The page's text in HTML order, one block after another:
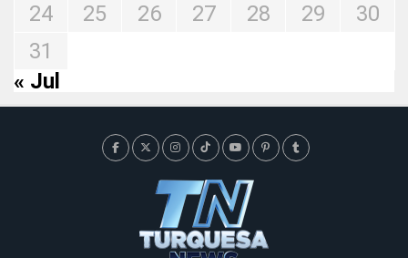
24
25 26 27 28 29
30
31
« Jul